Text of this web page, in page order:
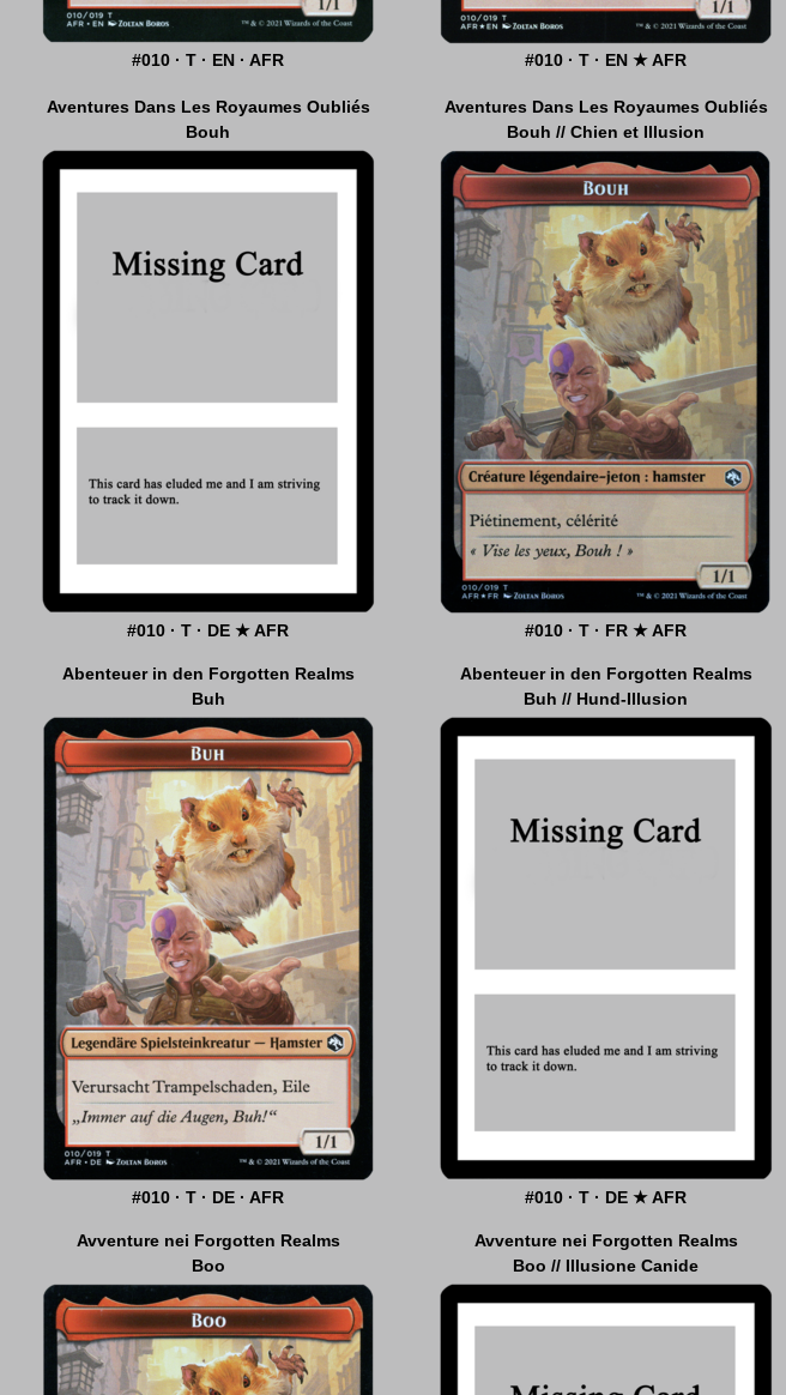
#010 · T · EN · AFR
#12 · A · EN · AFR #010 · T · EN ★ AFR
#003 · T · EN ★ AFR
Aventures Dans Les Royaumes Oubliés
Bouh
#010 · T · DE ★ AFR
Aventures Dans Les Royaumes Oubliés
Bouh // Chien et Illusion
#010 · T · FR ★ AFR
Aventures Dans Les Royaumes Oubliés
Chien et Illusion // Bou
#003 · T · FR ★ AFR
Abenteuer in den Forgotten Realms
Buh
#010 · T · DE · AFR
WÜRFLE AUF INITIATIVE!
MTGstory.com
#12 · A · DE · AFR
Abenteuer in den Forgotten Realms
Buh // Hund-Illusion
#010 · T · DE ★ AFR
Avventure nei Forgotten Realms
Boo
Avventure nei Forgotten Realms
ARCHETIPI PER IL DRAFT DI AFR
Avventure nei Forgotten Realms
Boo // Illusione Canide